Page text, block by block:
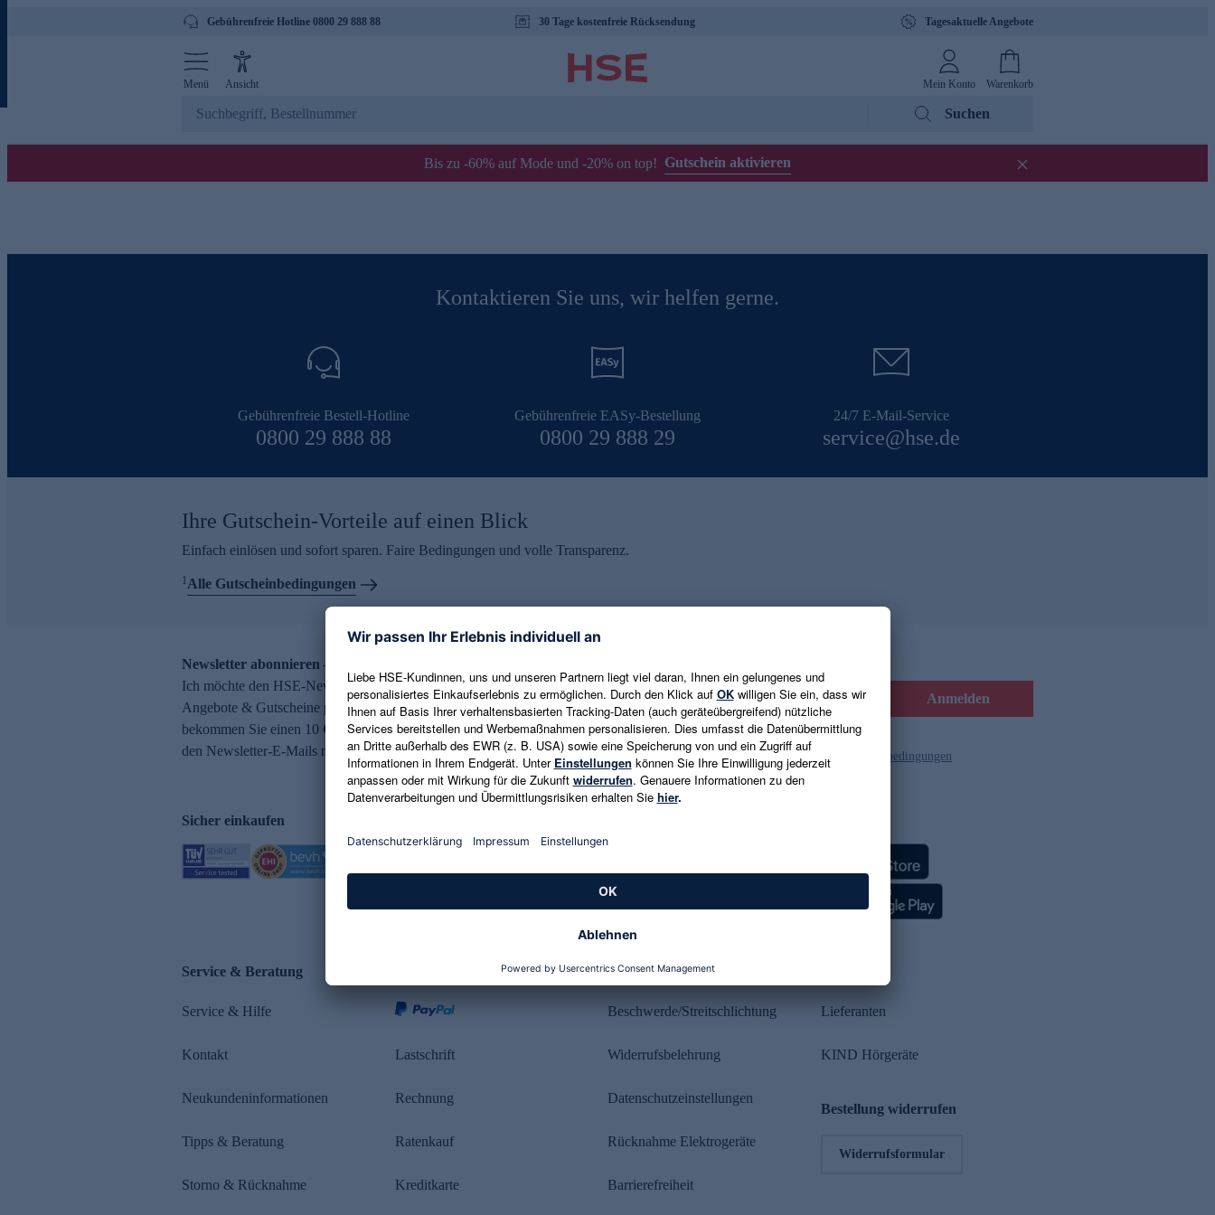
Gebührenfreie Hotline 0800 29 888 88 30 Tage kostenfreie Rücksendung Tagesaktuelle Angebote
Menü Ansicht Mein Konto Warenkorb
Suchen
Bis zu -60% auf Mode und -20% on top! Gutschein aktivieren
Kontaktieren Sie uns, wir helfen gerne.
Gebührenfreie Bestell-Hotline
0800 29 888 88
Gebührenfreie EASy-Bestellung
0800 29 888 29
24/7 E-Mail-Service
service@hse.de
Ihre Gutschein-Vorteile auf einen Blick
Einfach einlösen und sofort sparen. Faire Bedingungen und volle Transparenz.
1Alle Gutscheinbedingungen
Newsletter abonnieren – 10 € Gutschein erhalten
Ich möchte den HSE-Newsletter abonnieren und aktuelle Trends,
Angebote & Gutscheine per E-Mail erhalten. Als Dankeschön
bekommen Sie einen 10 € Gutschein. Eine Abmeldung ist jederzeit in
den Newsletter-E-Mails möglich.
E-Mail-Adresse eingeben Anmelden
Es gelten die Datenschutzrichtlinien und die Gutscheinbedingungen
Sicher einkaufen
Service & Beratung
Service & Hilfe
Kontakt
Neukundeninformationen
Tipps & Beratung
Storno & Rücknahme
Lastschrift
Rechnung
Ratenkauf
Kreditkarte
Rechtliches
Beschwerde/Streitschlichtung
Widerrufsbelehrung
Datenschutzeinstellungen
Rücknahme Elektrogeräte
Barrierefreiheit
Lieferanten
KIND Hörgeräte
Bestellung widerrufen
Widerrufsformular